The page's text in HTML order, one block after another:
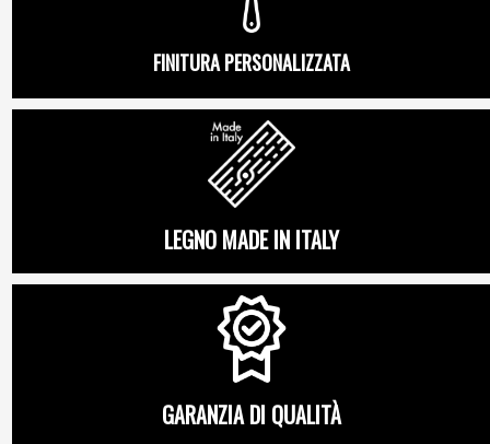
FINITURA PERSONALIZZATA
LEGNO MADE IN ITALY
GARANZIA DI QUALITÀ